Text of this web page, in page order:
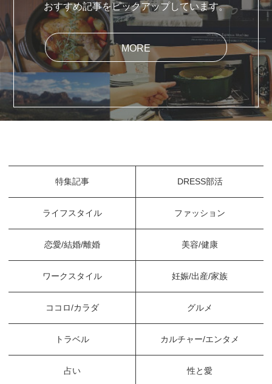
おすすめ記事をピックアップしています。
MORE
特集記事 DRESS部活
ライフスタイル ファッション
恋愛/結婚/離婚 美容/健康
ワークスタイル 妊娠/出産/家族
ココロ/カラダ グルメ
トラベル カルチャー/エンタメ
占い 性と愛